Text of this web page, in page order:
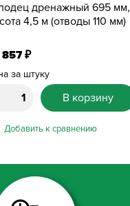
дренажный 695 мм,
4,5 м (отводы 110 мм)
857₽
за штуку
В корзину